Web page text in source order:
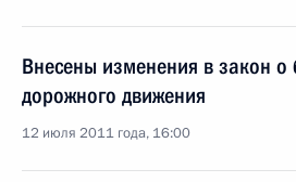
Внесены изменения в закон о
дорожного движения
12 июля 2011 года, 16:00